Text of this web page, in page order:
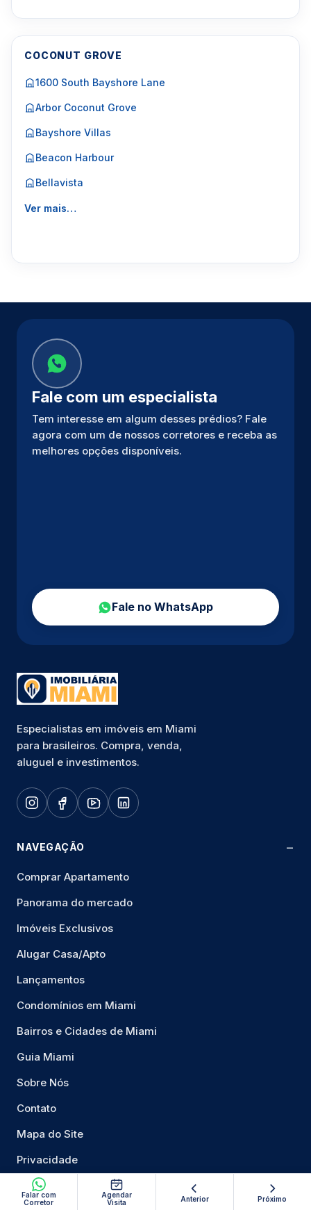
Falar com
Corretor
Agendar
Visita
Anterior Próximo
COCONUT GROVE
1600 South Bayshore Lane
Arbor Coconut Grove
Bayshore Villas
Beacon Harbour
Bellavista
Ver mais…
Fale com um especialista
Tem interesse em algum desses prédios? Fale
agora com um de nossos corretores e receba as
melhores opções disponíveis.
Fale no WhatsApp
Especialistas em imóveis em Miami
para brasileiros. Compra, venda,
aluguel e investimentos.
NAVEGAÇÃO
Comprar Apartamento
Panorama do mercado
Imóveis Exclusivos
Alugar Casa/Apto
Lançamentos
Condomínios em Miami
Bairros e Cidades de Miami
Guia Miami
Sobre Nós
Contato
Mapa do Site
Privacidade